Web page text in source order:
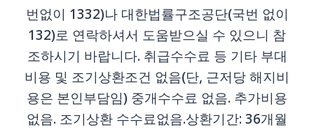
번없이 1332)나 대한법률구조공단(국번 없이
132)로 연락하셔서 도움받으실 수 있으니 참
조하시기 바랍니다. 취급수수료 등 기타 부대
비용 및 조기상환조건 없음(단, 근저당 해지비
용은 본인부담임) 중개수수료 없음. 추가비용
없음. 조기상환 수수료없음.상환기간: 36개월